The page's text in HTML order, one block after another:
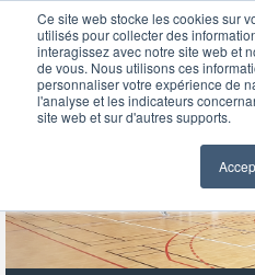
Ce site web stocke les cookies sur
utilisés pour collecter des
interagissez avec notre site web et
de vous. Nous utilisons ces
personnaliser votre expérience de
l'analyse et les indicateurs
site web et sur d'autres supports.
BADMINTON - PAUL